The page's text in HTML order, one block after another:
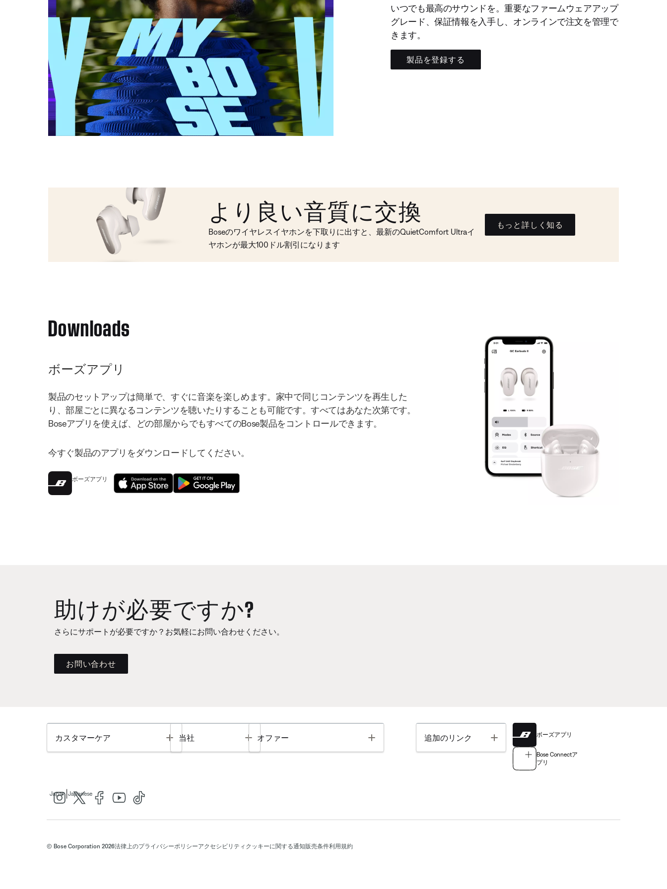
いつでも最高のサウンドを。重要なファームウェアアップ
グレード、保証情報を入手し、オンラインで注文を管理で
きます。
製品を登録する
より良い音質に交換
Boseのワイヤレスイヤホンを下取りに出すと、最新のQuietComfort Ultraイ
ヤホンが最大100ドル割引になります
もっと詳しく知る
Downloads
ボーズアプリ
製品のセットアップは簡単で、すぐに音楽を楽しめます。家中で同じコンテンツを再生した
り、部屋ごとに異なるコンテンツを聴いたりすることも可能です。すべてはあなた次第です。
Boseアプリを使えば、どの部屋からでもすべてのBose製品をコントロールできます。
今すぐ製品のアプリをダウンロードしてください。
ボーズアプリ
助けが必要ですか?
さらにサポートが必要ですか？お気軽にお問い合わせください。
お問い合わせ
カスタマーケア Toggle
当社 Toggle
オファー Toggle 追加のリンク Toggle ボーズアプリ
Bose Connectア
プリ
Japan Japanese
© Bose Corporation 2026法律上のプライバシーポリシーアクセシビリティ クッキーに関する通知販売条件利用規約